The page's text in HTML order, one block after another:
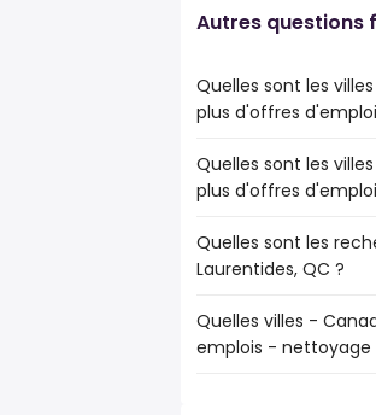
Autres questions
Quelles sont les
plus d'offres
Les villes proches
d'emploi - nettoyage
Terrebonne
Repentigny
Blainville
Boisbriand
Quelles sont les
plus d'offres
Les 10 villes
d'offres d'emploi sont :
Terrebonne
Repentigny
Quelles sont les
Laurentides, QC ?
Les 10 recherches
QC sont :
Quelles villes -
emplois - nettoyage